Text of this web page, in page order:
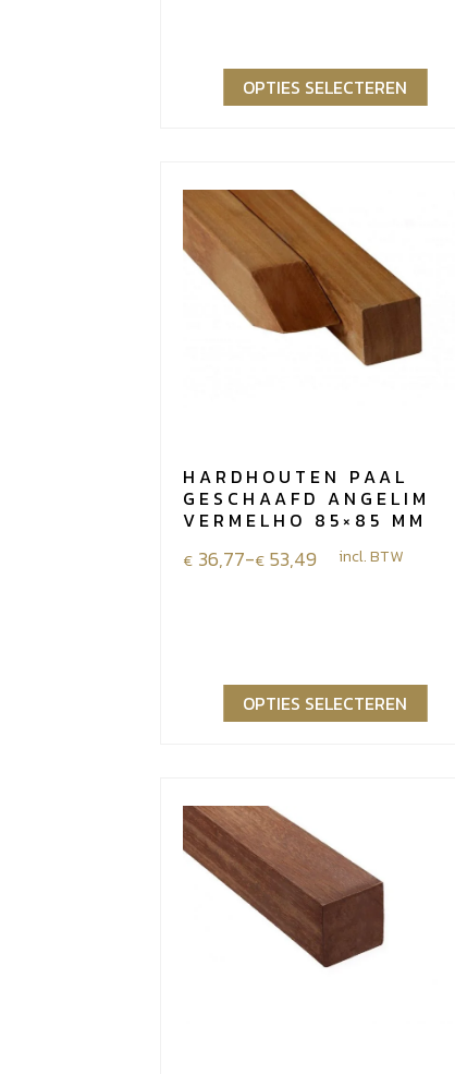
OPTIES SELECTEREN
HARDHOUTEN PAAL
GESCHAAFD ANGELIM
VERMELHO 85×85 MM
€ 36,77-€ 53,49
Prijsklasse:
incl. BTW
OPTIES SELECTEREN